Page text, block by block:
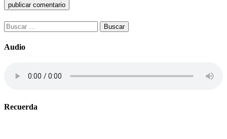
Buscar:
Audio
Recuerda